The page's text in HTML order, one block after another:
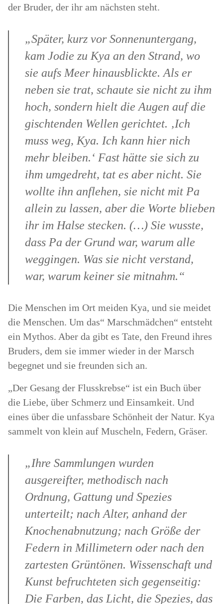
der Bruder, der ihr am nächsten steht.
„Später, kurz vor Sonnenuntergang,
kam Jodie zu Kya an den Strand, wo
sie aufs Meer hinausblickte. Als er
neben sie trat, schaute sie nicht zu ihm
hoch, sondern hielt die Augen auf die
gischtenden Wellen gerichtet. ‚Ich
muss weg, Kya. Ich kann hier nich
mehr bleiben.‘ Fast hätte sie sich zu
ihm umgedreht, tat es aber nicht. Sie
wollte ihn anflehen, sie nicht mit Pa
allein zu lassen, aber die Worte blieben
ihr im Halse stecken. (…) Sie wusste,
dass Pa der Grund war, warum alle
weggingen. Was sie nicht verstand,
war, warum keiner sie mitnahm.“
Die Menschen im Ort meiden Kya, und sie meidet
die Menschen. Um das“ Marschmädchen“ entsteht
ein Mythos. Aber da gibt es Tate, den Freund ihres
Bruders, dem sie immer wieder in der Marsch
begegnet und sie freunden sich an.
„Der Gesang der Flusskrebse“ ist ein Buch über
die Liebe, über Schmerz und Einsamkeit. Und
eines über die unfassbare Schönheit der Natur. Kya
sammelt von klein auf Muscheln, Federn, Gräser.
„Ihre Sammlungen wurden
ausgereifter, methodisch nach
Ordnung, Gattung und Spezies
unterteilt; nach Alter, anhand der
Knochenabnutzung; nach Größe der
Federn in Millimetern oder nach den
zartesten Grüntönen. Wissenschaft und
Kunst befruchteten sich gegenseitig:
Die Farben, das Licht, die Spezies, das